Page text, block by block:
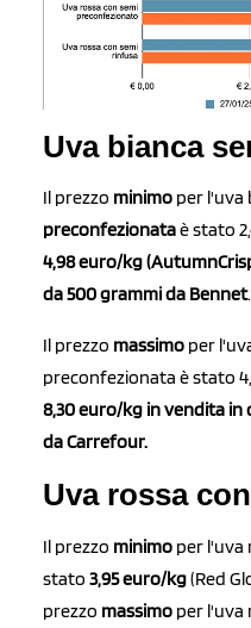
Uva bianca
Il prezzo minimo per l'uva
preconfezionataè stato
4,98 euro/kg
da 500 grammi da Bennet.
Il prezzo massimo per
preconfezionata è stato
8,30 euro/kg in vendita in
da Carrefour.
Uva rossa
Il prezzo minimo per l'uva
stato 3,95 euro/kg(Red
prezzo massimo per l'uva